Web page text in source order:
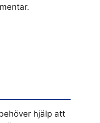
hjälp att